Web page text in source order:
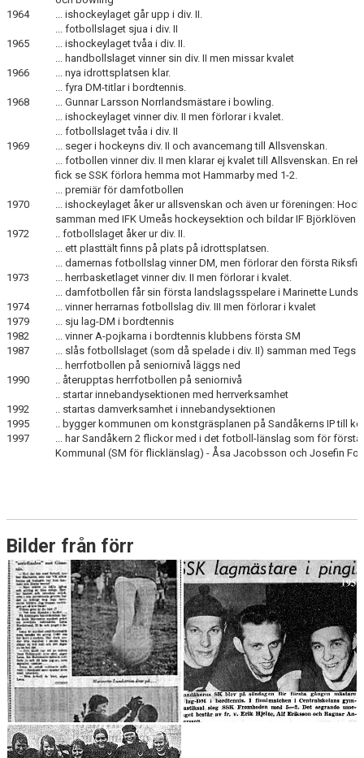
1964
... ishockeylaget går upp i div. II.
... fotbollslaget sjua i div. II
1965
... ishockeylaget tvåa i div. II.
... handbollslaget vinner sin div. II men missar kvalet
1966
... nya idrottsplatsen klar.
... fyra DM-titlar i bordtennis.
1968
... Gunnar Larsson Norrlandsmästare i bowling.
... ishockeylaget vinner div. II men förlorar i kvalet.
... fotbollslaget tvåa i div. II
1969
... seger i hockeyns div. II och avancemang till Allsvenskan.
... fotbollen vinner div. II men klarar ej kvalet till Allsvenskan. En
fick se SSK förlora hemma mot Hammarby med 1-2.
... premiär för damfotbollen
1970
... ishockeylaget åker ur allsvenskan och även ur föreningen:
samman med IFK Umeås hockeysektion och bildar IF Björklöven
1972
.. fotbollslaget åker ur div. II.
... ett plasttält finns på plats på idrottsplatsen.
... damernas fotbollslag vinner DM, men förlorar den första
1973
... herrbasketlaget vinner div. II men förlorar i kvalet.
... damfotbollen får sin första landslagsspelare i Marinette
1974
... vinner herrarnas fotbollslag div. III men förlorar i kvalet
1979
... sju lag-DM i bordtennis
1982
... vinner A-pojkarna i bordtennis klubbens första SM
1987
... slås fotbollslaget (som då spelade i div. II) samman med Tegs
... herrfotbollen på seniornivå läggs ned
1990
.. återupptas herrfotbollen på seniornivå
.. startar innebandysektionen med herrverksamhet
1992
.. startas damverksamhet i innebandysektionen
1995
.. bygger kommunen om konstgräsplanen på Sandåkerns IP till
1997
... har Sandåkern 2 flickor med i det fotboll-länslag som för första
Kommunal (SM för flicklänslag) - Åsa Jacobsson och Josefin
Bilder från förr